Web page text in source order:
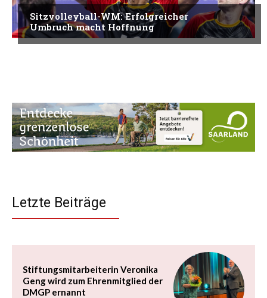
Sitzvolleyball-WM: Erfolgreicher
Umbruch macht Hoffnung
Letzte Beiträge
Stiftungsmitarbeiterin Veronika
Geng wird zum Ehrenmitglied der
DMGP ernannt